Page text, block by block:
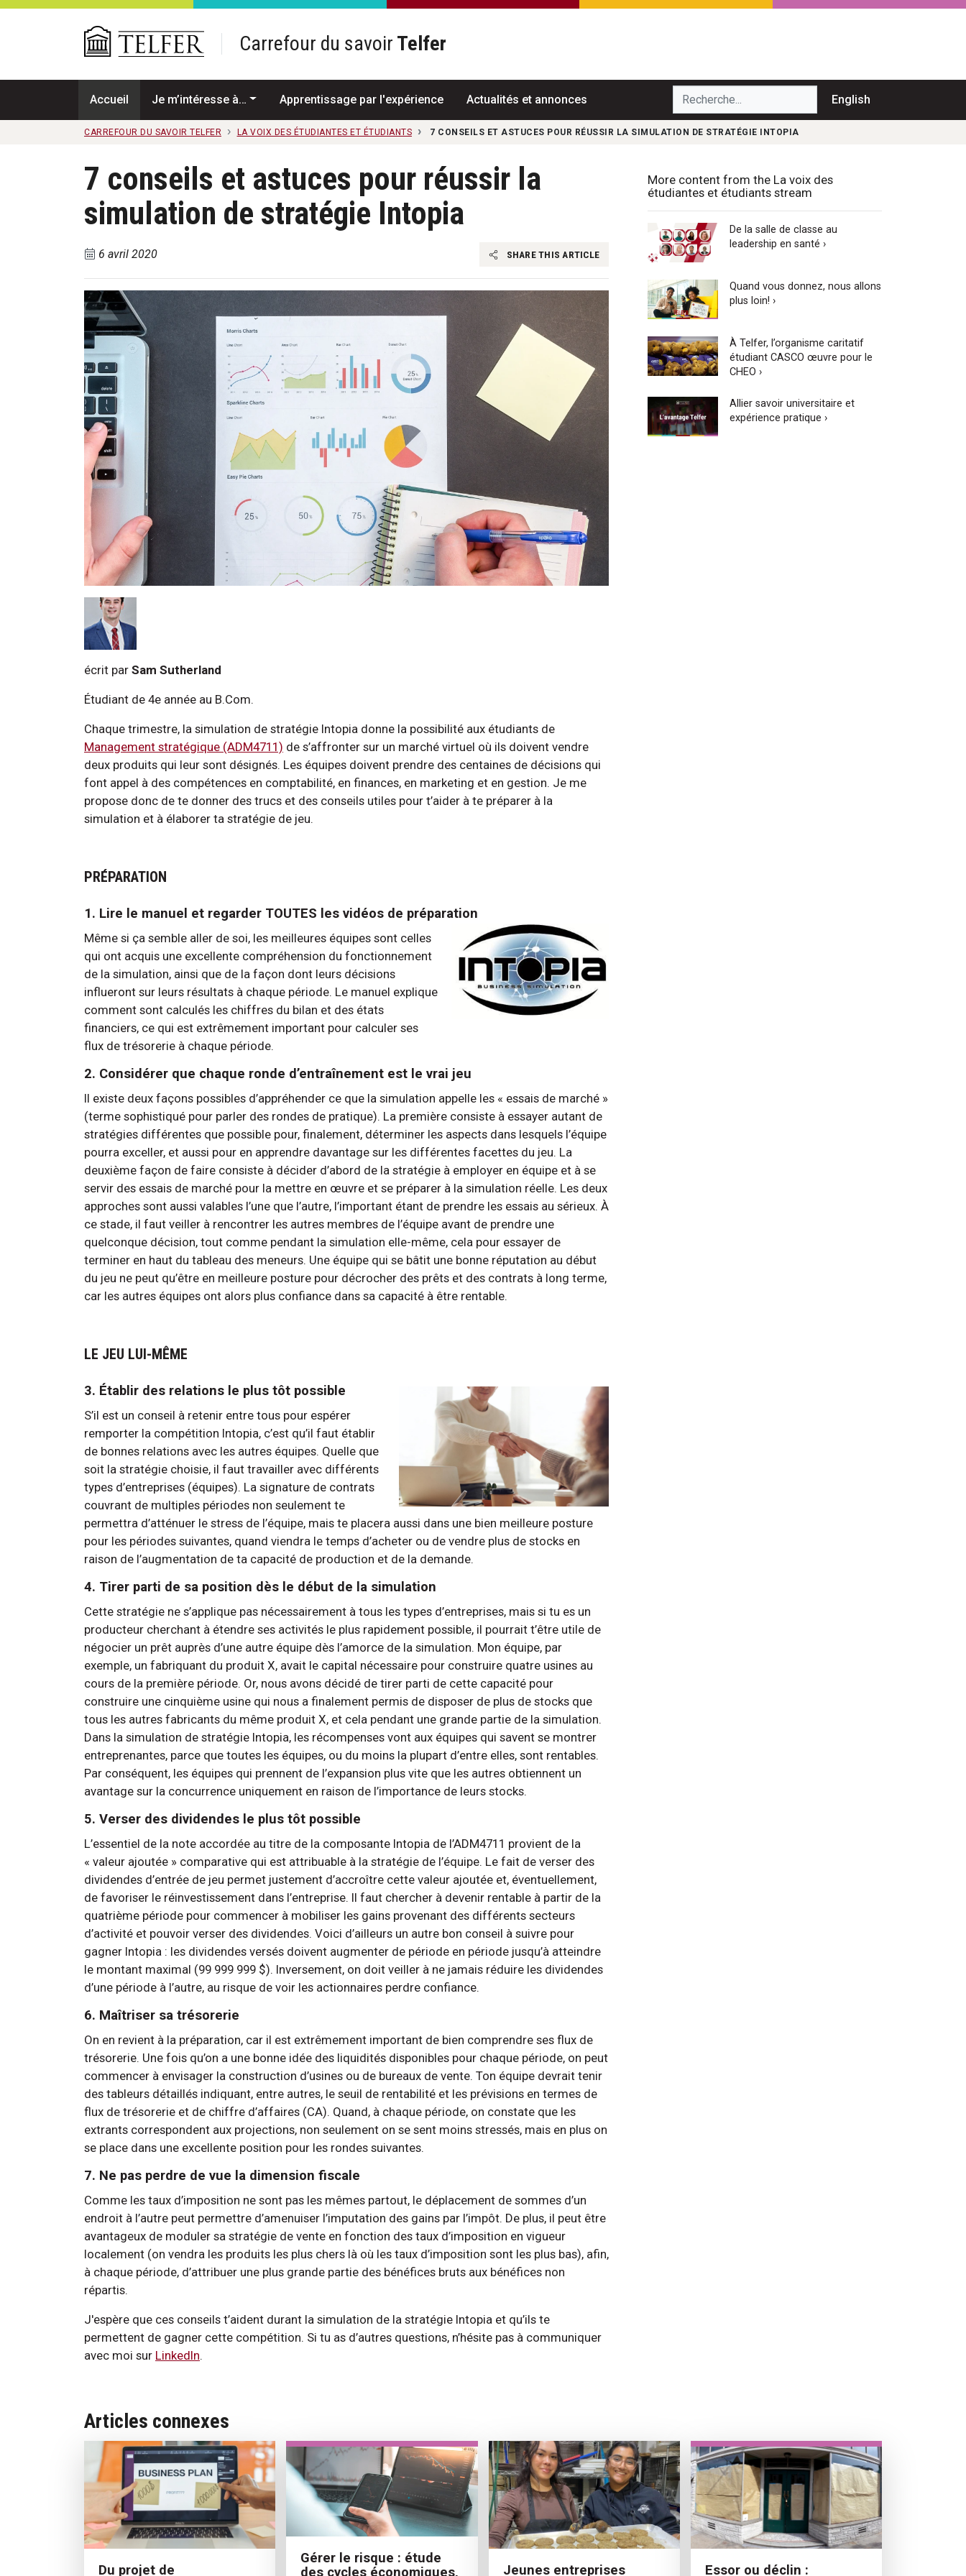
Passer au contenu principal
Carrefour du savoir Telfer
Accueil Je m’intéresse à… Apprentissage par l'expérience Actualités et annonces Recherche... English
CARREFOUR DU SAVOIR TELFER LA VOIX DES ÉTUDIANTES ET ÉTUDIANTS 7 CONSEILS ET ASTUCES POUR RÉUSSIR LA SIMULATION DE STRATÉGIE INTOPIA
7 conseils et astuces pour réussir la
simulation de stratégie Intopia
6 avril 2020 SHARE THIS ARTICLE
écrit par Sam Sutherland
Étudiant de 4e année au B.Com.
Chaque trimestre, la simulation de stratégie Intopia donne la possibilité aux étudiants de
Management stratégique (ADM4711) de s’affronter sur un marché virtuel où ils doivent vendre
deux produits qui leur sont désignés. Les équipes doivent prendre des centaines de décisions qui
font appel à des compétences en comptabilité, en finances, en marketing et en gestion. Je me
propose donc de te donner des trucs et des conseils utiles pour t’aider à te préparer à la
simulation et à élaborer ta stratégie de jeu.
PRÉPARATION
1. Lire le manuel et regarder TOUTES les vidéos de préparation
Même si ça semble aller de soi, les meilleures équipes sont celles
qui ont acquis une excellente compréhension du fonctionnement
de la simulation, ainsi que de la façon dont leurs décisions
influeront sur leurs résultats à chaque période. Le manuel explique
comment sont calculés les chiffres du bilan et des états
financiers, ce qui est extrêmement important pour calculer ses
flux de trésorerie à chaque période.
2. Considérer que chaque ronde d’entraînement est le vrai jeu
Il existe deux façons possibles d’appréhender ce que la simulation appelle les « essais de marché »
(terme sophistiqué pour parler des rondes de pratique). La première consiste à essayer autant de
stratégies différentes que possible pour, finalement, déterminer les aspects dans lesquels l’équipe
pourra exceller, et aussi pour en apprendre davantage sur les différentes facettes du jeu. La
deuxième façon de faire consiste à décider d’abord de la stratégie à employer en équipe et à se
servir des essais de marché pour la mettre en œuvre et se préparer à la simulation réelle. Les deux
approches sont aussi valables l’une que l’autre, l’important étant de prendre les essais au sérieux. À
ce stade, il faut veiller à rencontrer les autres membres de l’équipe avant de prendre une
quelconque décision, tout comme pendant la simulation elle-même, cela pour essayer de
terminer en haut du tableau des meneurs. Une équipe qui se bâtit une bonne réputation au début
du jeu ne peut qu’être en meilleure posture pour décrocher des prêts et des contrats à long terme,
car les autres équipes ont alors plus confiance dans sa capacité à être rentable.
LE JEU LUI-MÊME
3. Établir des relations le plus tôt possible
S’il est un conseil à retenir entre tous pour espérer
remporter la compétition Intopia, c’est qu’il faut établir
de bonnes relations avec les autres équipes. Quelle que
soit la stratégie choisie, il faut travailler avec différents
types d’entreprises (équipes). La signature de contrats
couvrant de multiples périodes non seulement te
permettra d’atténuer le stress de l’équipe, mais te placera aussi dans une bien meilleure posture
pour les périodes suivantes, quand viendra le temps d’acheter ou de vendre plus de stocks en
raison de l’augmentation de ta capacité de production et de la demande.
4. Tirer parti de sa position dès le début de la simulation
Cette stratégie ne s’applique pas nécessairement à tous les types d’entreprises, mais si tu es un
producteur cherchant à étendre ses activités le plus rapidement possible, il pourrait t’être utile de
négocier un prêt auprès d’une autre équipe dès l’amorce de la simulation. Mon équipe, par
exemple, un fabriquant du produit X, avait le capital nécessaire pour construire quatre usines au
cours de la première période. Or, nous avons décidé de tirer parti de cette capacité pour
construire une cinquième usine qui nous a finalement permis de disposer de plus de stocks que
tous les autres fabricants du même produit X, et cela pendant une grande partie de la simulation.
Dans la simulation de stratégie Intopia, les récompenses vont aux équipes qui savent se montrer
entreprenantes, parce que toutes les équipes, ou du moins la plupart d’entre elles, sont rentables.
Par conséquent, les équipes qui prennent de l’expansion plus vite que les autres obtiennent un
avantage sur la concurrence uniquement en raison de l’importance de leurs stocks.
5. Verser des dividendes le plus tôt possible
L’essentiel de la note accordée au titre de la composante Intopia de l’ADM4711 provient de la
« valeur ajoutée » comparative qui est attribuable à la stratégie de l’équipe. Le fait de verser des
dividendes d’entrée de jeu permet justement d’accroître cette valeur ajoutée et, éventuellement,
de favoriser le réinvestissement dans l’entreprise. Il faut chercher à devenir rentable à partir de la
quatrième période pour commencer à mobiliser les gains provenant des différents secteurs
d’activité et pouvoir verser des dividendes. Voici d’ailleurs un autre bon conseil à suivre pour
gagner Intopia : les dividendes versés doivent augmenter de période en période jusqu’à atteindre
le montant maximal (99 999 999 $). Inversement, on doit veiller à ne jamais réduire les dividendes
d’une période à l’autre, au risque de voir les actionnaires perdre confiance.
6. Maîtriser sa trésorerie
On en revient à la préparation, car il est extrêmement important de bien comprendre ses flux de
trésorerie. Une fois qu’on a une bonne idée des liquidités disponibles pour chaque période, on peut
commencer à envisager la construction d’usines ou de bureaux de vente. Ton équipe devrait tenir
des tableurs détaillés indiquant, entre autres, le seuil de rentabilité et les prévisions en termes de
flux de trésorerie et de chiffre d’affaires (CA). Quand, à chaque période, on constate que les
extrants correspondent aux projections, non seulement on se sent moins stressés, mais en plus on
se place dans une excellente position pour les rondes suivantes.
7. Ne pas perdre de vue la dimension fiscale
Comme les taux d’imposition ne sont pas les mêmes partout, le déplacement de sommes d’un
endroit à l’autre peut permettre d’amenuiser l’imputation des gains par l’impôt. De plus, il peut être
avantageux de moduler sa stratégie de vente en fonction des taux d’imposition en vigueur
localement (on vendra les produits les plus chers là où les taux d’imposition sont les plus bas), afin,
à chaque période, d’attribuer une plus grande partie des bénéfices bruts aux bénéfices non
répartis.
J'espère que ces conseils t’aident durant la simulation de la stratégie Intopia et qu’ils te
permettent de gagner cette compétition. Si tu as d’autres questions, n’hésite pas à communiquer
avec moi sur LinkedIn.
More content from the La voix des
étudiantes et étudiants stream
De la salle de classe au
leadership en santé ›
Quand vous donnez, nous allons
plus loin! ›
À Telfer, l’organisme caritatif
étudiant CASCO œuvre pour le
CHEO ›
Allier savoir universitaire et
expérience pratique ›
Articles connexes
Du projet de
Gérer le risque : étude
des cycles économiques,
Jeunes entreprises Essor ou déclin :